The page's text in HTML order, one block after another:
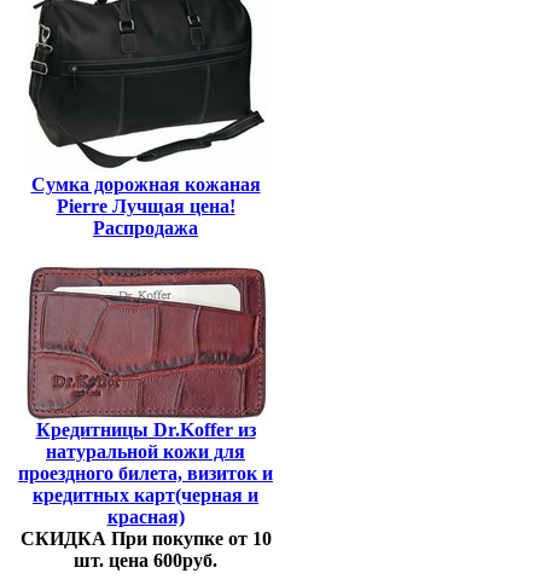
Сумка дорожная кожаная
Pierre Лучщая цена!
Распродажа
Кредитницы Dr.Koffer из
натуральной кожи для
проездного билета, визиток и
кредитных карт(черная и
красная)
СКИДКА При покупке от 10
шт. цена 600руб.